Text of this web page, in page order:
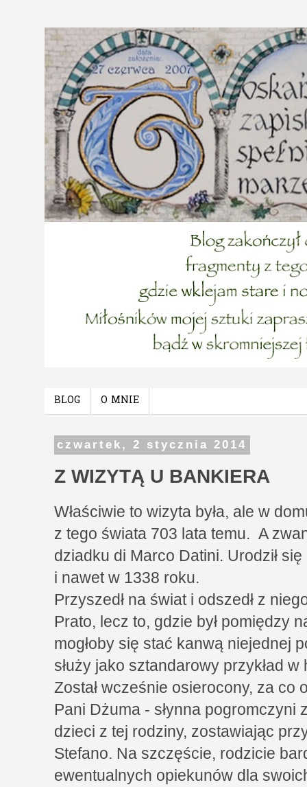
BLOG O MNIE
czwartek, 2 stycznia 2014
Z WIZYTĄ U BANKIERA
Właściwie to wizyta była, ale w
z tego świata 703 lata temu. A
dziadku di Marco Datini. Urodził
i nawet w 1338 roku.
Przyszedł na świat i odszedł z
Prato, lecz to, gdzie był pomiędzy
mogłoby się stać kanwą niejednej
służy jako sztandarowy przykład
Został wcześnie osierocony, za co
Pani Dżuma - słynna pogromczyni
dzieci z tej rodziny, zostawiając
Stefano. Na szczęście, rodzicie
ewentualnych opiekunów dla